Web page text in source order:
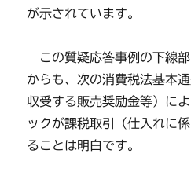
が示されています。
この質疑応答事例の下線
からも、次の消費税法基本
収受する販売奨励金等）に
ックが課税取引（仕入れに
ることは明白です。